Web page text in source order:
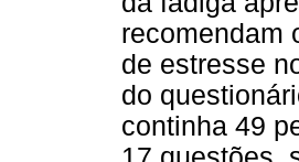
recomendam
de estresse
do
continha 49